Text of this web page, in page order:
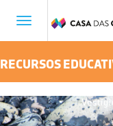
Toggle
RECURSOS